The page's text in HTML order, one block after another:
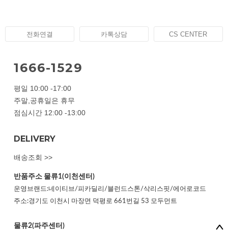
전화연결 카톡상담 CS CENTER
1666-1529
평일 10:00 -17:00
주말,공휴일은 휴무
점심시간 12:00 -13:00
DELIVERY
배송조회 >>
반품주소 물류1(이천센터)
운영브랜드:네이티브/피카딜리/블런드스톤/삭리스핏/에어로코드
주소:경기도 이천시 마장면 덕평로 661번길 53 모두먼트
물류2(파주센터)